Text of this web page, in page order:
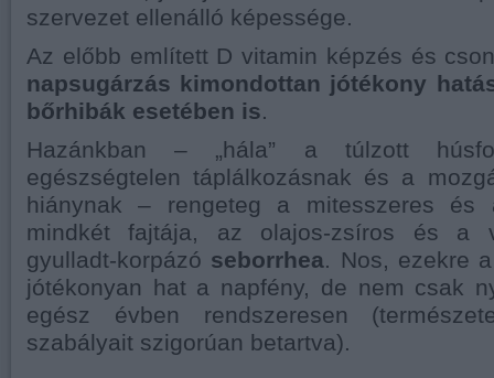
szervezet ellenálló képessége.
Az előbb említett D vitamin képzés és
napsugárzás kimondottan jótékony
bőrhibák esetében is.
Hazánkban – „hála” a túlzott
egészségtelen táplálkozásnak és a
hiánynak – rengeteg a mitesszeres és
mindkét fajtája, az olajos-zsíros és a
gyulladt-korpázó seborrhea. Nos, ezekre
jótékonyan hat a napfény, de nem csak
egész évben rendszeresen
szabályait szigorúan betartva).